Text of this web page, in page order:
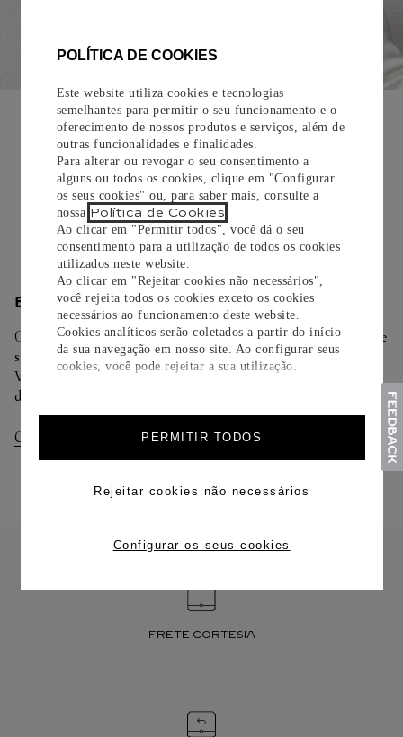
POLÍTICA DE COOKIES
Este website utiliza cookies e tecnologias
semelhantes para permitir o seu funcionamento e o
oferecimento de nossos produtos e serviços, além de
outras funcionalidades e finalidades.
Para alterar ou revogar o seu consentimento a
alguns ou todos os cookies, clique em "Configurar
os seus cookies" ou, para saber mais, consulte a
nossa Política de Cookies
Ao clicar em "Permitir todos", você dá o seu
consentimento para a utilização de todos os cookies
utilizados neste website.
Ao clicar em "Rejeitar cookies não necessários",
você rejeita todos os cookies exceto os cookies
necessários ao funcionamento deste website.
Cookies analíticos serão coletados a partir do início
da sua navegação em nosso site. Ao configurar seus
cookies, você pode rejeitar a sua utilização.
PERMITIR TODOS
Rejeitar cookies não necessários
Configurar os seus cookies
EMBALAGEM PARA PRESENTE
Todos os pedidos de nossa e-Boutique Cartier são
cuidadosamente embrulhados para presente e oferecem a
opção de adicionar um cartão personalizado.
Saiba mais
ENTREGA/DEVOLUÇÃO
Oferecemos diferentes opções de entrega. Selecione o envio de
sua preferência na finalização de seu pedido.
Você pode trocar ou devolver sua criação Cartier em até 30
dias.
Consultar Entregas Consultar Devoluções
FRETE CORTESIA